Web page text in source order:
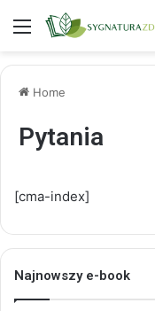
Menu
Home
Pytania
[cma-index]
Najnowszy e-book